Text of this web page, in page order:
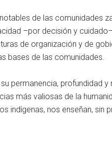
de las comunidades
–por decisión y
de organización y de
bases de las comunidades.
permanencia, profundidad
más valiosas de la
indígenas, nos enseñan,